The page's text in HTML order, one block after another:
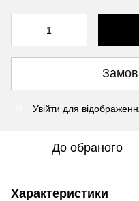
Увійти для
До обраного
Характеристики